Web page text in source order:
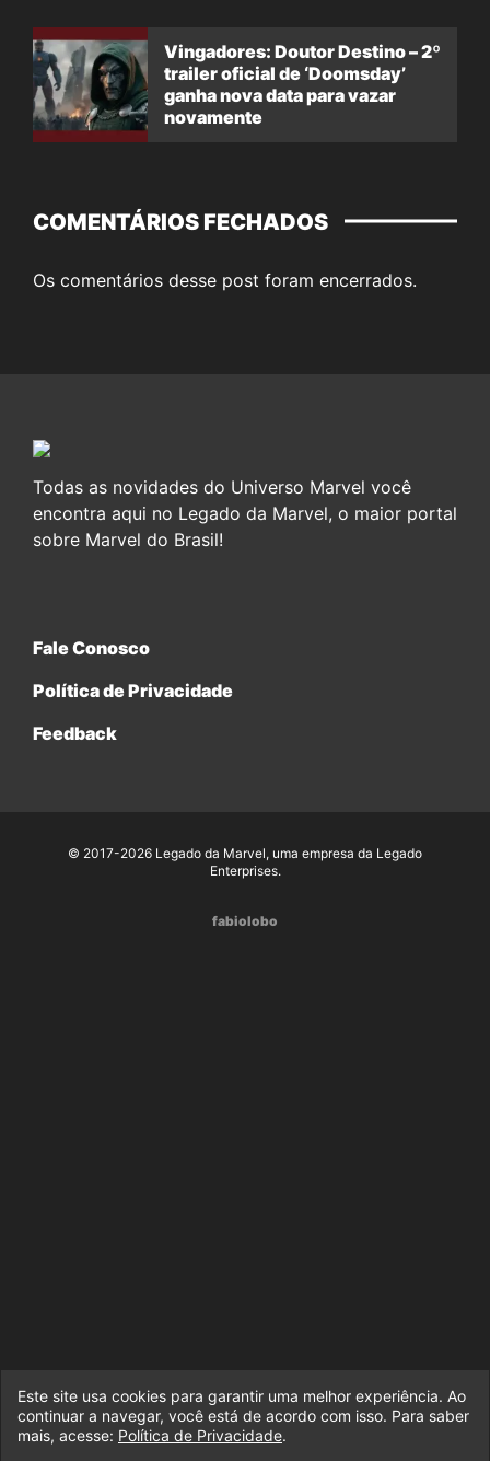
Vingadores: Doutor Destino – 2º
trailer oficial de ‘Doomsday’
ganha nova data para vazar
novamente
COMENTÁRIOS FECHADOS
Os comentários desse post foram encerrados.
Todas as novidades do Universo Marvel você
encontra aqui no Legado da Marvel, o maior portal
sobre Marvel do Brasil!
Fale Conosco
Política de Privacidade
Feedback
© 2017-2026 Legado da Marvel, uma empresa da Legado
Enterprises.
fabiolobo
Este site usa cookies para garantir uma melhor experiência. Ao
continuar a navegar, você está de acordo com isso. Para saber
mais, acesse: Política de Privacidade.